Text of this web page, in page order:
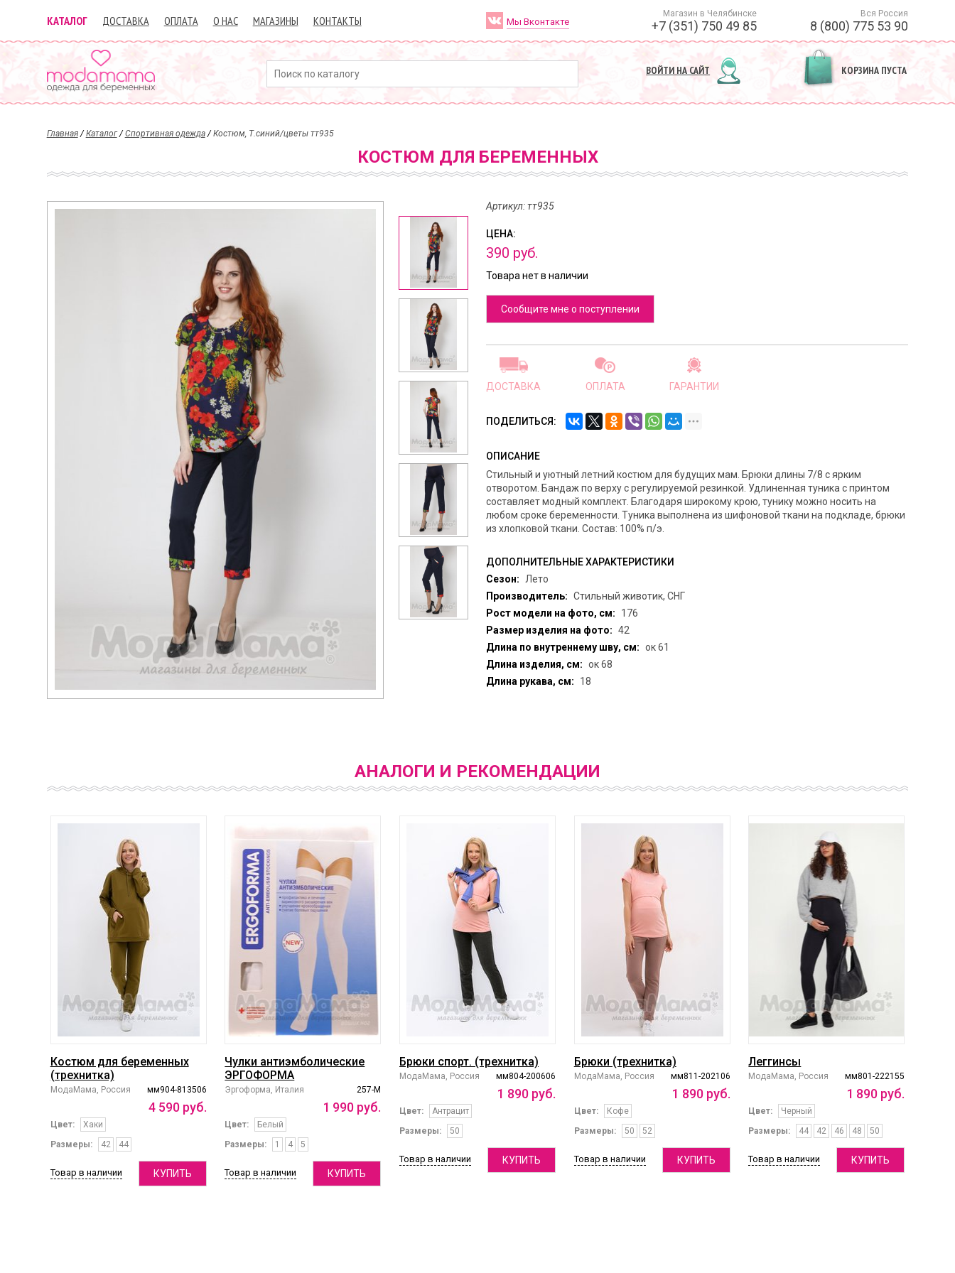
КАТАЛОГ ДОСТАВКА ОПЛАТА О НАС МАГАЗИНЫ КОНТАКТЫ Мы Вконтакте
Магазин в Челябинске
+7 (351) 750 49 85
Вся Россия
8 (800) 775 53 90
ВОЙТИ НА САЙТ КОРЗИНА ПУСТА
Главная/Каталог/Спортивная одежда/Костюм, Т.синий/цветы тт935
КОСТЮМ ДЛЯ БЕРЕМЕННЫХ
Артикул: тт935
ЦЕНА:
390 руб.
Товара нет в наличии
Сообщите мне о поступлении
ДОСТАВКА ОПЛАТА ГАРАНТИИ
ПОДЕЛИТЬСЯ:
ОПИСАНИЕ
Стильный и уютный летний костюм для будущих мам. Брюки длины 7/8 с ярким
отворотом. Бандаж по верху с регулируемой резинкой. Удлиненная туника с принтом
составляет модный комплект. Благодаря широкому крою, тунику можно носить на
любом сроке беременности. Туника выполнена из шифоновой ткани на подкладе, брюки
из хлопковой ткани. Состав: 100% п/э.
ДОПОЛНИТЕЛЬНЫЕ ХАРАКТЕРИСТИКИ
Сезон:
Лето
Производитель: Стильный животик, СНГ
Рост модели на фото, см:
176
Размер изделия на фото: 42
Длина по внутреннему шву, см: ок 61
Длина изделия, см: ок 68
Длина рукава, см:
18
АНАЛОГИ И РЕКОМЕНДАЦИИ
Костюм для беременных
(трехнитка)
мм904-813506
МодаМама, Россия
4 590 руб.
Цвет:
Хаки
Размеры:
42 44
Товар в наличии КУПИТЬ
Чулки антиэмболические
ЭРГОФОРМА
257-М
Эргоформа, Италия
1 990 руб.
Цвет:
Белый
Размеры:
1 4 5
Товар в наличии КУПИТЬ
Брюки спорт. (трехнитка)
мм804-200606
МодаМама, Россия
1 890 руб.
Цвет:
Антрацит
Размеры:
50
Товар в наличии КУПИТЬ
Брюки (трехнитка)
мм811-202106
МодаМама, Россия
1 890 руб.
Цвет:
Кофе
Размеры:
50 52
Товар в наличии КУПИТЬ
Леггинсы
мм801-222155
МодаМама, Россия
1 890 руб.
Цвет:
Черный
Размеры:
44 42 46 48 50
Товар в наличии КУПИТЬ